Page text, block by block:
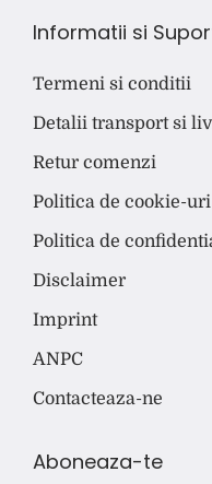
Informatii si
Termeni si conditii
Detalii transport si
Retur comenzi
Politica de cookie-uri
Politica de
Disclaimer
Imprint
ANPC
Contacteaza-ne
Aboneaza-te